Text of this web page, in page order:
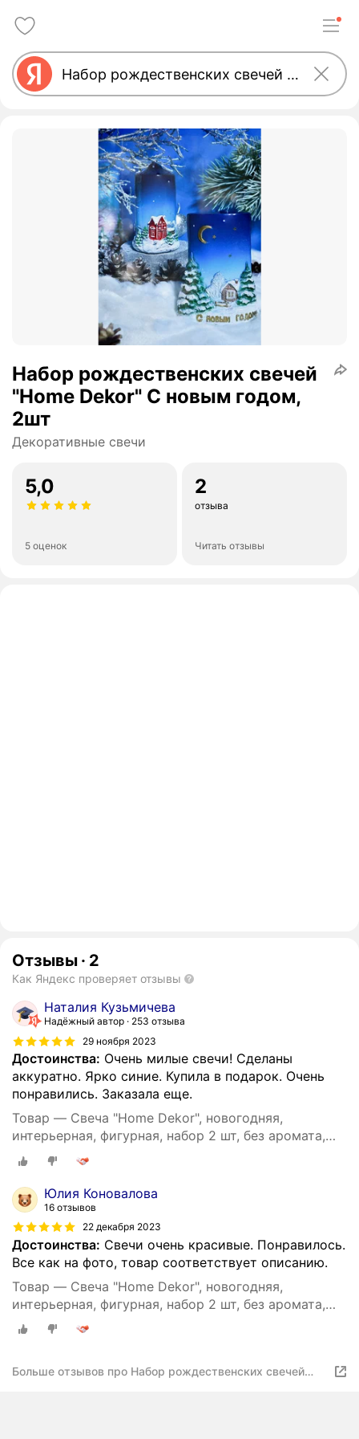
Набор рождественских свечей
"Home Dekor" С новым годом,
2шт
Декоративные свечи
5,0
5 оценок
2
отзыва
Читать отзывы
Отзывы · 2
Как Яндекс проверяет отзывы
Наталия Кузьмичева
Надёжный автор
253 отзыва
29 ноября 2023
Достоинства: Очень милые свечи! Сделаны
аккуратно. Ярко синие. Купила в подарок. Очень
понравились. Заказала еще.
Товар — Свеча "Home Dekor", новогодняя,
интерьерная, фигурная, набор 2 шт, без аромата,
синяя
Юлия Коновалова
16 отзывов
22 декабря 2023
Достоинства: Свечи очень красивые. Понравилось.
Все как на фото, товар соответствует описанию.
Товар — Свеча "Home Dekor", новогодняя,
интерьерная, фигурная, набор 2 шт, без аромата,
синяя
Больше отзывов про Набор рождественских свечей